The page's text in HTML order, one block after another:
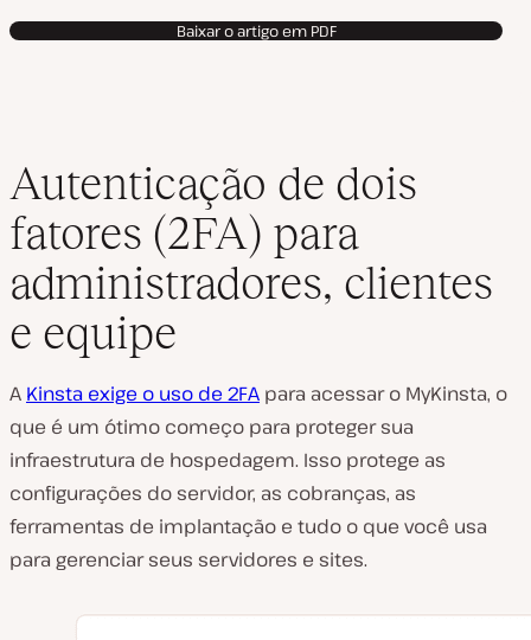
Baixar o artigo em PDF
Autenticação de dois
fatores (2FA) para
administradores, clientes
e equipe
A Kinsta exige o uso de 2FA para acessar o MyKinsta, o
que é um ótimo começo para proteger sua
infraestrutura de hospedagem. Isso protege as
configurações do servidor, as cobranças, as
ferramentas de implantação e tudo o que você usa
para gerenciar seus servidores e sites.